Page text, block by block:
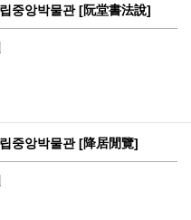
중앙박물관 [阮堂書法說]
중앙박물관 [降居閒覽]